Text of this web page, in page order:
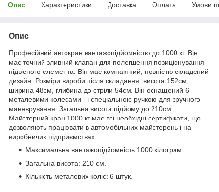
Опис Характеристики Доставка Оплата Умови
Опис
Професійний автокран вантажопідйомністю до 1000 кг. Він
має точний зливний клапан для полегшення позиціонування
підвісного елемента. Він має компактний, повністю складений
дизайн. Розміри вироби після складання: висота 152см,
ширина 48см, глибина до стріли 54см. Він оснащений 6
металевими колесами - і спеціальною ручкою для зручного
маневрування. Загальна висота підйому до 210см.
Майстерний кран 1000 кг має всі необхідні сертифікати, що
дозволяють працювати в автомобільних майстерень і на
виробничих підприємствах.
Максимальна вантажопідйомність 1000 кілограм.
Загальна висота: 210 см.
Кількість металевих коліс: 6 штук.